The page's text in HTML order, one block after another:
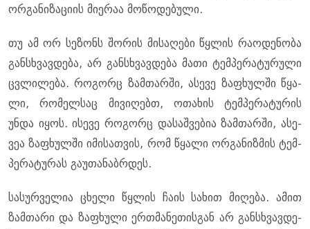
ორ­გა­ნი­ზა­ცი­ის მი­ე­რაა მო­წო­დე­ბუ­ლი.
თუ ამ ორ სე­ზონს შო­რის მი­სა­ღე­ბი წყლის რა­ო­დე­ნო­ბა
გან­სხვავ­დე­ბა, არ გან­სხვავ­დე­ბა მათი ტემ­პე­რა­ტუ­რუ­ლი
ცვლი­ლე­ბა. რო­გორც ზამ­თარ­ში, ასე­ვე ზა­ფხულ­ში წყა­
ლი, რო­მელ­საც მი­ვი­ღებთ, ოთა­ხის ტემ­პე­რა­ტუ­რის
უნდა იყოს. ისე­ვე რო­გორც და­საშ­ვე­ბია ზამ­თარ­ში, ასე­
ვეა ზა­ფხულ­ში იმი­სათ­ვის, რომ წყა­ლი ორ­გა­ნიზ­მის ტემ­
პე­რა­ტუ­რას გა­უ­თა­ნაბრდეს.
სა­სურ­ვე­ლია ცხე­ლი წყლის ჩაის სა­ხით მი­ღე­ბა. ამით
ზამ­თა­რი და ზა­ფხუ­ლი ერ­თმა­ნე­თის­გან არ გან­სხვავ­დე­